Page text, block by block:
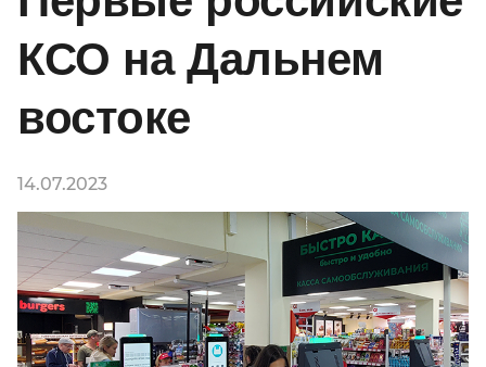
КСО на Дальнем
востоке
14.07.2023